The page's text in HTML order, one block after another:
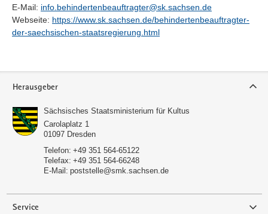
E-Mail: info.behindertenbeauftragter@sk.sachsen.de
Webseite: https://www.sk.sachsen.de/behindertenbeauftragter-
der-saechsischen-staatsregierung.html
Herausgeber
Sächsisches Staatsministerium für Kultus
Carolaplatz 1
01097 Dresden
Telefon: +49 351 564-65122
Telefax: +49 351 564-66248
E-Mail: poststelle@smk.sachsen.de
Service